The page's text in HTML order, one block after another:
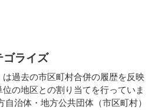
ゴライズ
過去の市区町村合併の履歴を反映
の地区との割り当てを行っていま
治体・地方公共団体（市区町村）